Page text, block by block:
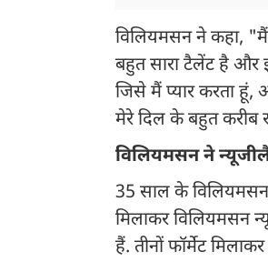
विलियमसन ने कहा,
बहुत सारा टैलेंट है और
जिसे मैं प्यार करता
मेरे दिल के बहुत करीब
विलियमसन ने
35 साल के
मिलाकर विलियमसन
हैं. तीनों फॉर्मेट